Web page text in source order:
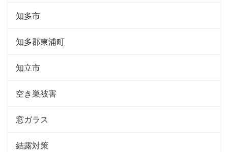
知多市
知多郡東浦町
知立市
空き巣被害
窓ガラス
結露対策